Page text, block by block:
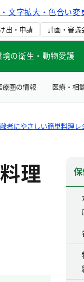
文字拡大・色合い変
出・申請 計画・審議
境の衛生・動物愛護
圏の情報 医療・相
者にやさしい簡単料理レ
理